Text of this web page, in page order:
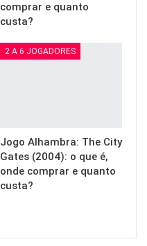
comprar e quanto
custa?
2 A 6 JOGADORES
Jogo Alhambra: The City
Gates (2004): o que é,
onde comprar e quanto
custa?